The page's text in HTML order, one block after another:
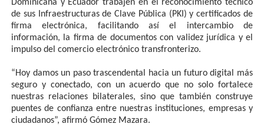
Dominicana y Ecuador trabajen en el reconocimiento técnico
de sus Infraestructuras de Clave Pública (PKI) y certificados de
firma electrónica, facilitando así el intercambio de
información, la firma de documentos con validez jurídica y el
impulso del comercio electrónico transfronterizo.
“Hoy damos un paso trascendental hacia un futuro digital más
seguro y conectado, con un acuerdo que no solo fortalece
nuestras relaciones bilaterales, sino que también construye
puentes de confianza entre nuestras instituciones, empresas y
ciudadanos”, afirmó Gómez Mazara.